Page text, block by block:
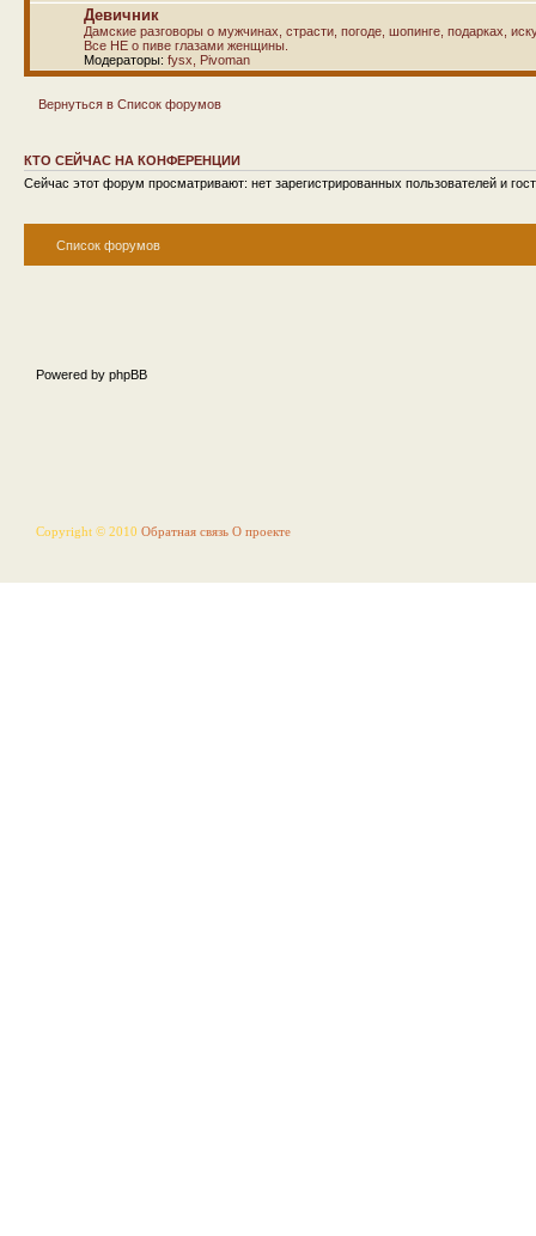
Девичник
Дамские разговоры о мужчинах, страсти, погоде, шопинге, подарках,
Все НЕ о пиве глазами женщины.
Модераторы: fysx Pivoman
Вернуться в Список форумов
КТО СЕЙЧАС НА КОНФЕРЕНЦИИ
Сейчас этот форум просматривают: нет зарегистрированных пользователей и
Список форумов
Powered by phpBB
Copyright © 2010 Обратная связь О проекте